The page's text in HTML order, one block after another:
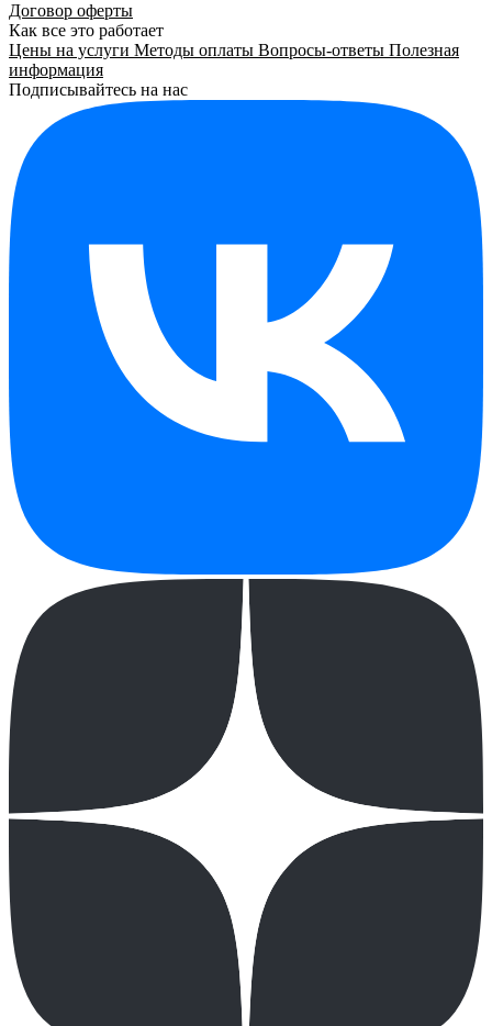
Договор оферты
Как все это работает
Цены на услуги Методы оплаты Вопросы-ответы Полезная
информация
Подписывайтесь на нас